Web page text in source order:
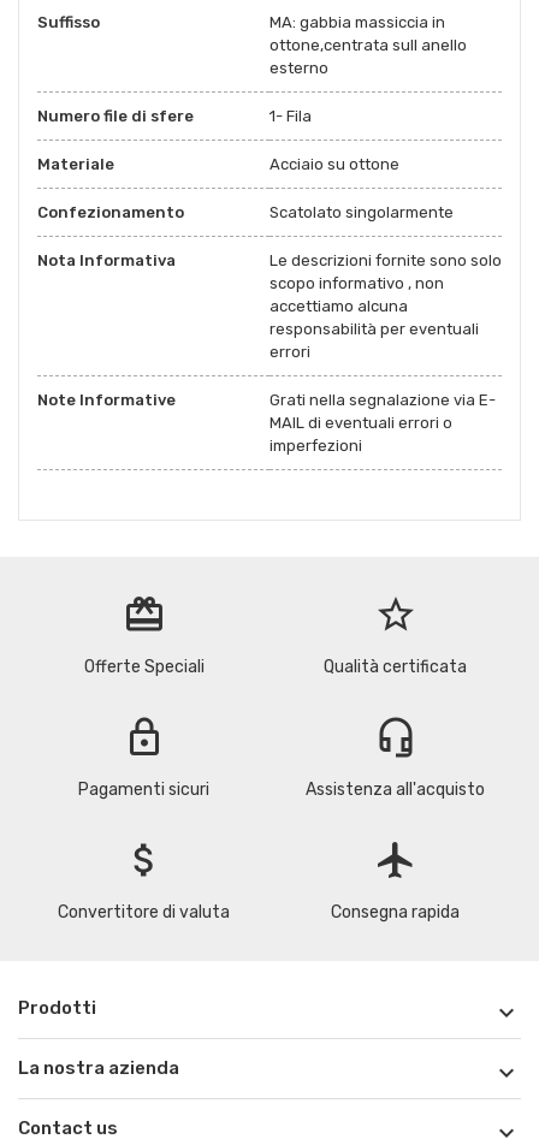
Suffisso
MA: gabbia massiccia in
ottone,centrata sull anello
esterno
Numero file di sfere 1- Fila
Materiale Acciaio su ottone
Confezionamento Scatolato singolarmente
Nota Informativa
Le descrizioni fornite sono solo
scopo informativo , non
accettiamo alcuna
responsabilità per eventuali
errori
Note Informative
Grati nella segnalazione via E-
MAIL di eventuali errori o
imperfezioni
redeem
Offerte Speciali
star_border
Qualità certificata
lock
Pagamenti sicuri
headset_mic
Assistenza all'acquisto
attach_money
Convertitore di valuta
flight
Consegna rapida
Prodotti 
La nostra azienda 
Contact us 